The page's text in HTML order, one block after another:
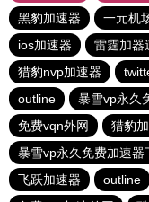
黑豹加速器
一元机
ios加速器
雷霆加器
猎豹nvp加速器
outline
暴雪vp永久
免费vqn外网
猎豹
暴雪vp永久免费加速器
飞跃加速器
outline